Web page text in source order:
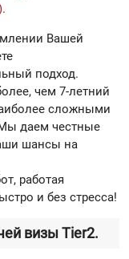
Вашей
подход.
чем 7-летний
сложными
даем честные
шансы на
работая
и без стресса!
визы Tier2.